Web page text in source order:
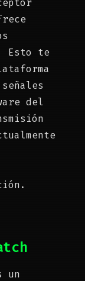
Esto te
del
un